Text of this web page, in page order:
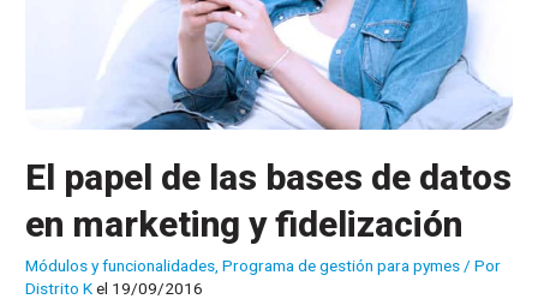
El papel de las bases de datos
en marketing y fidelización
Módulos y funcionalidades ,Programa de gestión para pymes / Por
Distrito Kel 19/09/2016